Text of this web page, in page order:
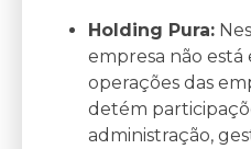
Holding Pura:
empresa não está
operações das
detém
administração,